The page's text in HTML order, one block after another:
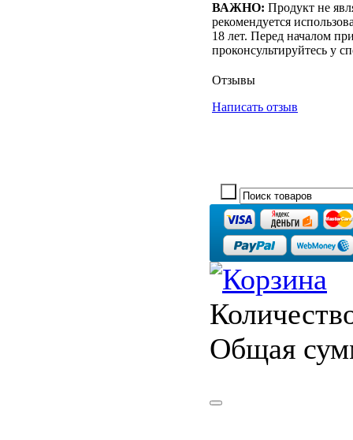
ВАЖНО: Продукт не
рекомендуется
18 лет. Перед началом
проконсультируйтесь у
Отзывы
Написать отзыв
Общая